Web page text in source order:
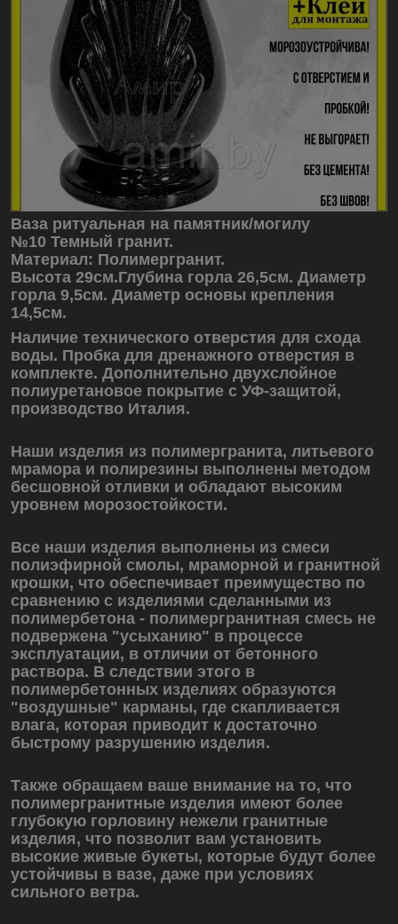
Ваза ритуальная на памятник/могилу
№10 Темный гранит.
Материал: Полимергранит.
Высота 29см.Глубина горла 26,5см. Диаметр
горла 9,5см. Диаметр основы крепления
14,5см.
Наличие технического отверстия для схода
воды. Пробка для дренажного отверстия в
комплекте. Дополнительно двухслойное
полиуретановое покрытие с УФ-защитой,
производство Италия.
Наши изделия из полимергранита, литьевого
мрамора и полирезины выполнены методом
бесшовной отливки и обладают высоким
уровнем морозостойкости.
Все наши изделия выполнены из смеси
полиэфирной смолы, мраморной и гранитной
крошки, что обеспечивает преимущество по
сравнению с изделиями сделанными из
полимербетона - полимергранитная смесь не
подвержена "усыханию" в процессе
эксплуатации, в отличии от бетонного
раствора. В следствии этого в
полимербетонных изделиях образуются
"воздушные" карманы, где скапливается
влага, которая приводит к достаточно
быстрому разрушению изделия.
Также обращаем ваше внимание на то, что
полимергранитные изделия имеют более
глубокую горловину нежели гранитные
изделия, что позволит вам установить
высокие живые букеты, которые будут более
устойчивы в вазе, даже при условиях
сильного ветра.